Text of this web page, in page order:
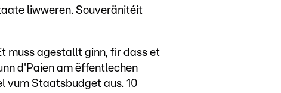
liwweren. Souveränitéit
muss agestallt ginn, fir dass et
d'Paien am ëffentlechen
vum Staatsbudget aus. 10